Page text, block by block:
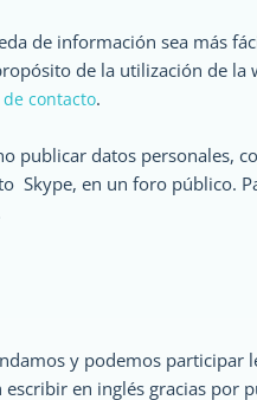
de información sea más
de la utilización de
contacto.
publicar datos personales,
Skype, en un foro público.
y podemos participar
en inglés gracias por